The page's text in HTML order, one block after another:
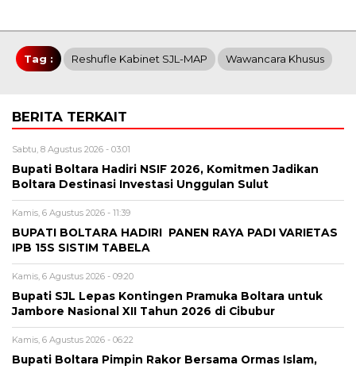
Tag : Reshufle Kabinet SJL-MAP Wawancara Khusus
BERITA TERKAIT
Sabtu, 8 Agustus 2026 - 03:01
Bupati Boltara Hadiri NSIF 2026, Komitmen Jadikan
Boltara Destinasi Investasi Unggulan Sulut
Kamis, 6 Agustus 2026 - 11:39
BUPATI BOLTARA HADIRI PANEN RAYA PADI VARIETAS
IPB 15S SISTIM TABELA
Kamis, 6 Agustus 2026 - 09:20
Bupati SJL Lepas Kontingen Pramuka Boltara untuk
Jambore Nasional XII Tahun 2026 di Cibubur
Kamis, 6 Agustus 2026 - 06:22
Bupati Boltara Pimpin Rakor Bersama Ormas Islam,